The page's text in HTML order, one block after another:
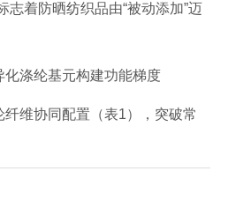
志着防晒纺织品由“被动添加”迈
化涤纶基元构建功能梯度
维协同配置（表1），突破常